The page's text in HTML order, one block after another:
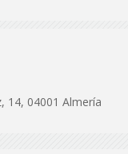
14, 04001 Almería